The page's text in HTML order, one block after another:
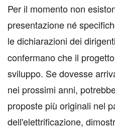
Per il momento non
presentazione né
le dichiarazioni dei
confermano che il
sviluppo. Se dovesse
nei prossimi anni,
proposte più originali nel
dell'elettrificazione,